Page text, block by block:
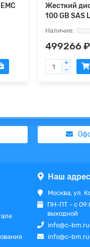
Жесткий
100 GB SAS
499266 ₽
Наш адрес
Москва, ул.
ПН-ПТ - с
выходной
info@c-bm.ru
info@c-bm.ru